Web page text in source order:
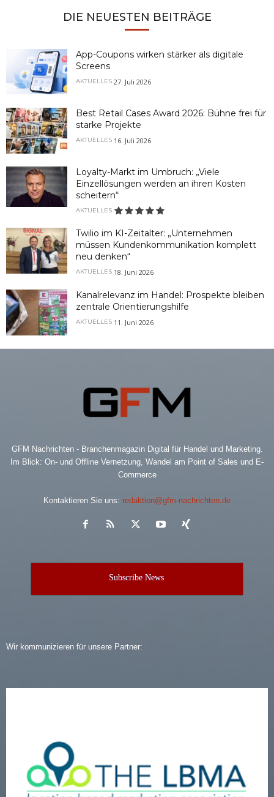
DIE NEUESTEN BEITRÄGE
App-Coupons wirken stärker als digitale
Screens
AKTUELLES 27. Juli 2026
Best Retail Cases Award 2026: Bühne frei für
starke Projekte
AKTUELLES 16. Juli 2026
Loyalty-Markt im Umbruch: „Viele
Einzellösungen werden an ihren Kosten
scheitern“
AKTUELLES
Twilio im KI-Zeitalter: „Unternehmen
müssen Kundenkommunikation komplett
neu denken“
AKTUELLES 18. Juni 2026
Kanalrelevanz im Handel: Prospekte bleiben
zentrale Orientierungshilfe
AKTUELLES 11. Juni 2026
GFM Nachrichten - Branchenmagazin Digital für Handel und Marketing.
Im Blick: On- und Offline Vernetzung, Wandel am Point of Sales und E-
Commerce
Kontaktieren Sie uns: redaktion@gfm-nachrichten.de
Subscribe News
Wir kommunizieren für unsere Partner: